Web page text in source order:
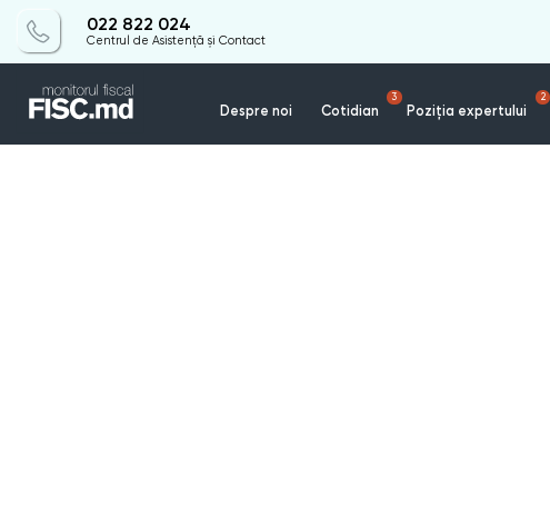
022 822 024
Centrul de Asistență și Contact
Despre noi Cotidian
3
Poziția expertului
2